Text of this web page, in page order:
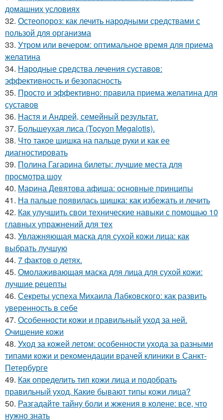
домашних условиях
32. Остеопороз: как лечить народными средствами с
пользой для организма
33. Утром или вечером: оптимальное время для приема
желатина
34. Народные средства лечения суставов:
эффективность и безопасность
35. Просто и эффективно: правила приема желатина для
суставов
36. Настя и Андрей, семейный результат.
37. Большеухая лиса (Tocyon Megalotis).
38. Что такое шишка на пальце руки и как ее
диагностировать
39. Полина Гагарина билеты: лучшие места для
просмотра шоу
40. Марина Девятова афиша: основные принципы
41. На пальце появилась шишка: как избежать и лечить
42. Как улучшить свои технические навыки с помощью 10
главных упражнений для тех
43. Увлажняющая маска для сухой кожи лица: как
выбрать лучшую
44. 7 фактов о детях.
45. Омолаживающая маска для лица для сухой кожи:
лучшие рецепты
46. Секреты успеха Михаила Лабковского: как развить
уверенность в себе
47. Особенности кожи и правильный уход за ней.
Очищение кожи
48. Уход за кожей летом: особенности ухода за разными
типами кожи и рекомендации врачей клиники в Санкт-
Петербурге
49. Как определить тип кожи лица и подобрать
правильный уход. Какие бывают типы кожи лица?
50. Разгадайте тайну боли и жжения в колене: все, что
нужно знать